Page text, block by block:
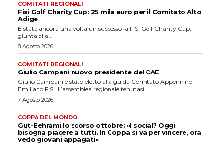
COMITATI REGIONALI
Fisi Golf Charity Cup: 25 mila euro per il Comitato Alto
Adige
È stata ancora una volta un successo la FISI Golf Charity Cup,
giunta alla...
8 Agosto 2026
COMITATI REGIONALI
Giulio Campani nuovo presidente del CAE
Giulio Campani è stato eletto alla guida Comitato Appennino
Emiliano FISI. L’assemblea regionale tenutasi...
7 Agosto 2026
COPPA DEL MONDO
Gut-Behrami lo scorso ottobre: «I social? Oggi
bisogna piacere a tutti. In Coppa si va per vincere, ora
vedo giovani appagati»